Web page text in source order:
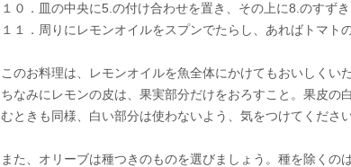
１０．皿の中央に5.の付け合わせを置き、その上に8.のすずき
１１．周りにレモンオイルをスプンでたらし、あればトマト
このお料理は、レモンオイルを魚全体にかけてもおいしくい
ちなみにレモンの皮は、果実部分だけをおろすこと。果皮の
むときも同様、白い部分は使わないよう、気をつけてください
また、オリーブは種つきのものを選びましょう。種を除くの